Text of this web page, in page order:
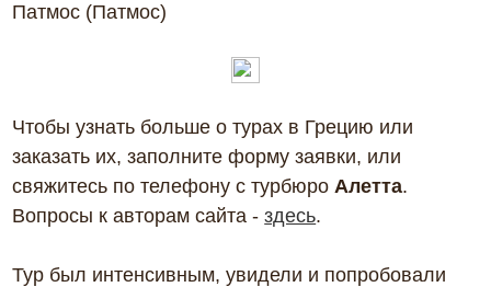
Патмос (Патмос)
Чтобы узнать больше о турах в Грецию или
заказать их, заполните форму заявки, или
свяжитесь по телефону с турбюроАлетта.
Вопросы к авторам сайта -здесь.
Тур был интенсивным, увидели и попробовали